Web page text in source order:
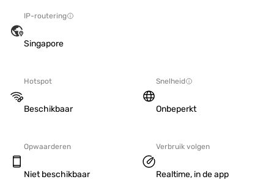
IP-routering
Singapore
Hotspot
Beschikbaar
Snelheid
Onbeperkt
Opwaarderen
Niet beschikbaar
Verbruik volgen
Realtime, in de app